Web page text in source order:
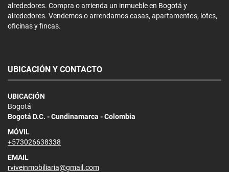
alrededores. Compra o arrienda un inmueble en Bogotá y
alrededores. Vendemos o arrendamos casas, apartamentos, lotes,
oficinas y fincas.
UBICACIÓN Y CONTACTO
UBICACIÓN
Bogotá
Bogotá D.C. - Cundinamarca - Colombia
MÓVIL
+573026638338
EMAIL
rviveinmobiliaria@gmail.com